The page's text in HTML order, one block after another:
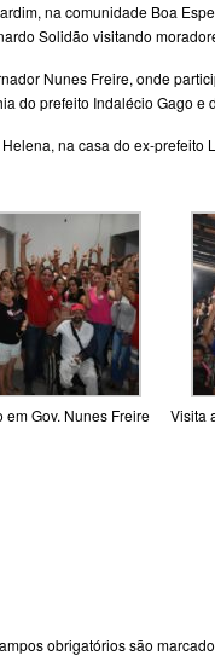
na comunidade Boa
Solidão visitando
Nunes Freire, onde
do prefeito Indalécio Gago e
na casa do ex-prefeito
em Gov. Nunes Freire Visita
obrigatórios são